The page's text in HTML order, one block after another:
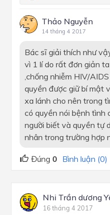
Thảo Nguyễn
14 tháng 4 2017
Bác sĩ giải thích như
vì 1 lí do rất đơn giản
,chống nhiễm HIV/
quyền được giữ bí mật
xa lánh cho nên trong
có quyền nói bệnh tình
người biết và quyền tự
nhân trong trường hợp
Đúng 0 Bình luận (0)
Nhi Trần dương
16 tháng 4 2017